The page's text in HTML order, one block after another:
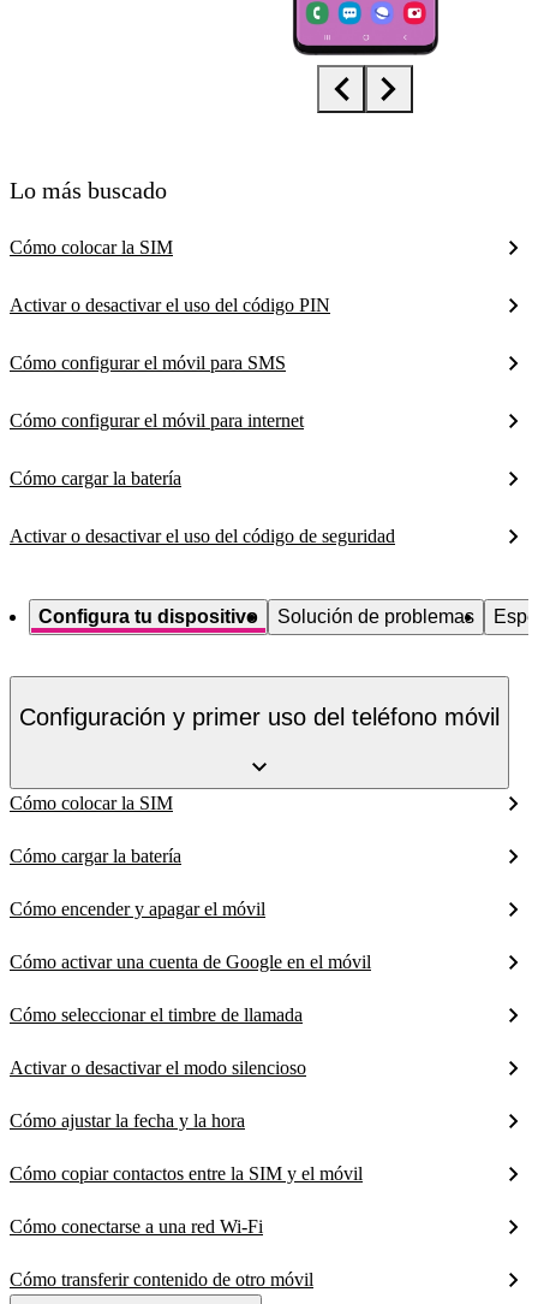
Lo más buscado
Cómo colocar la SIM
Activar o desactivar el uso del código PIN
Cómo configurar el móvil para SMS
Cómo configurar el móvil para internet
Cómo cargar la batería
Activar o desactivar el uso del código de seguridad
Configura tu dispositivo Solución de problemas
Configuración y primer uso del teléfono móvil
Cómo colocar la SIM
Cómo cargar la batería
Cómo encender y apagar el móvil
Cómo activar una cuenta de Google en el móvil
Cómo seleccionar el timbre de llamada
Activar o desactivar el modo silencioso
Cómo ajustar la fecha y la hora
Cómo copiar contactos entre la SIM y el móvil
Cómo conectarse a una red Wi-Fi
Cómo transferir contenido de otro móvil